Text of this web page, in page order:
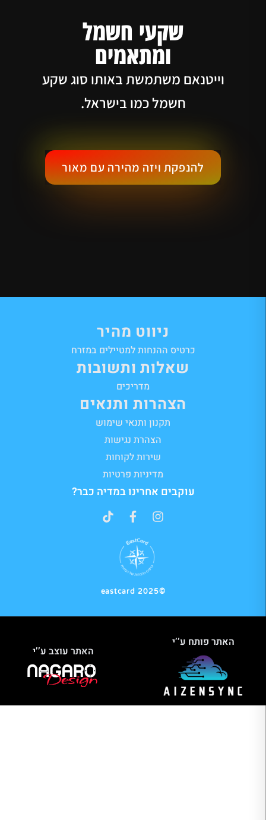
שקעי חשמל
ומתאמים
וייטנאם משתמשת באותו סוג שקע
חשמל כמו בישראל.
להנפקת ויזה מהירה עם מאור
ניווט מהיר
כרטיס ההנחות למטיילים במזרח
שאלות ותשובות
מדריכים
הצהרות ותנאים
תקנון ותנאי שימוש
הצהרת נגישות
שירות לקוחות
מדיניות פרטיות
עוקבים אחרינו במדיה כבר?
©2025 eastcard
האתר פותח ע’’י
האתר עוצב ע’’י